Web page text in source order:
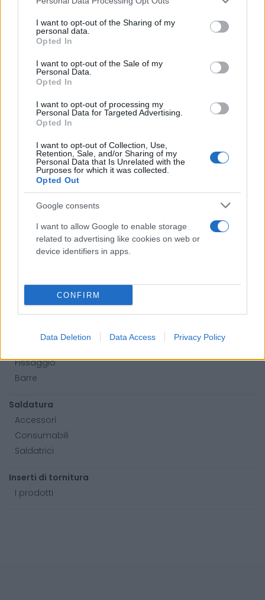
not limited to your visit or usage behaviour. You may click to
grant or deny consent to Google and its third-party tags to
use your data for below specified purposes in below Google
consent section.
I want to opt-out of the Sharing of my
personal data.
Opted In
I want to opt-out of the Sale of my
Personal Data.
Opted In
I want to opt-out of processing my
Personal Data for Targeted Advertising.
Opted In
I want to opt-out of Collection, Use,
Retention, Sale, and/or Sharing of my
Personal Data that Is Unrelated with the
Purposes for which it was collected.
Opted Out
Google consents
I want to allow Google to enable storage
related to advertising like cookies on web or
device identifiers in apps.
CONFIRM
Data Deletion Data Access Privacy Policy
Antinfortunistica
Abbigliamento
Guanti
Abbigliamento alta visibilità
Prodotti chimici
Adblue
Bombolette spray
Detergente mani
Grasso
Paste
Utensili elettrici
Utensili manuali
Fissaggio
Barre
Saldatura
Accessori
Consumabili
Saldatrici
Inserti di tornitura
I prodotti